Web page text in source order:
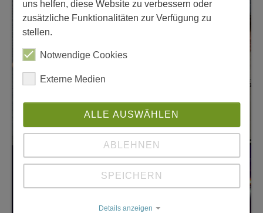
uns helfen, diese Website zu verbessern oder
zusätzliche Funktionalitäten zur Verfügung zu
stellen.
Notwendige Cookies
Externe Medien
ALLE AUSWÄHLEN
ABLEHNEN
SPEICHERN
Details anzeigen